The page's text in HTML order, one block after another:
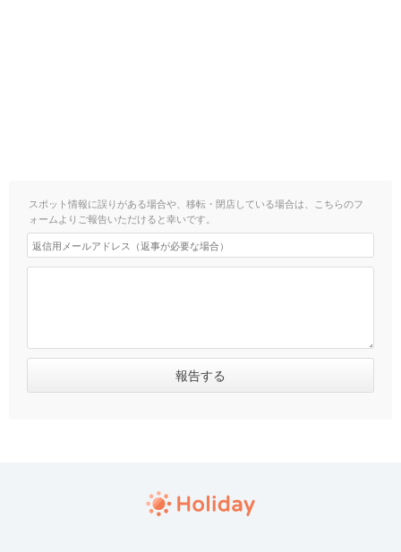
スポット情報に誤りがある場合や、移転・閉店している場合は、こちらのフ
ォームよりご報告いただけると幸いです。